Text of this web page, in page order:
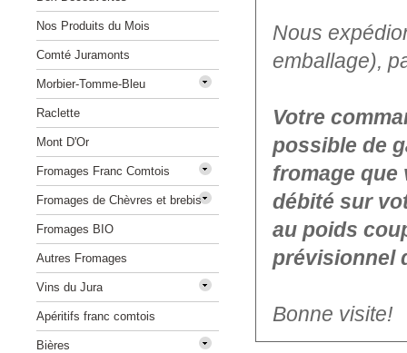
Nous
emballage),
Votre
possible de
fromage que
débité sur
au poids
prévisionnel
Bonne visite!
Nos Produits du Mois
Comté Juramonts
Morbier-Tomme-Bleu
Raclette
Mont D'Or
Fromages Franc Comtois
Fromages de Chèvres et brebis
Fromages BIO
Autres Fromages
Vins du Jura
Apéritifs franc comtois
Bières